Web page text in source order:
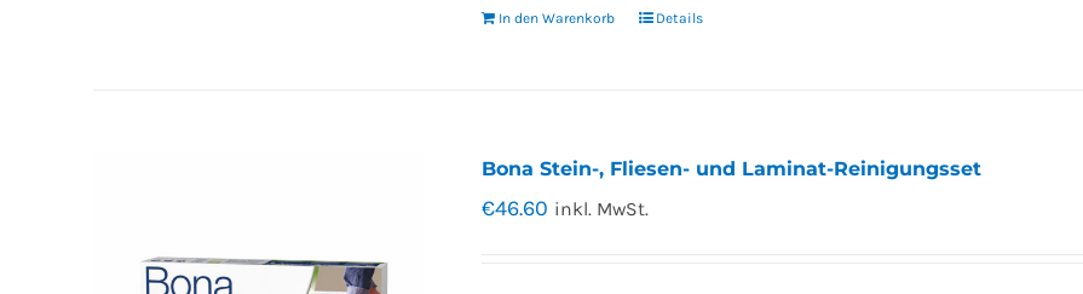
In den Warenkorb Details
Bona Stein-, Fliesen- und Laminat-Reinigungsset
€46.60 inkl. MwSt.